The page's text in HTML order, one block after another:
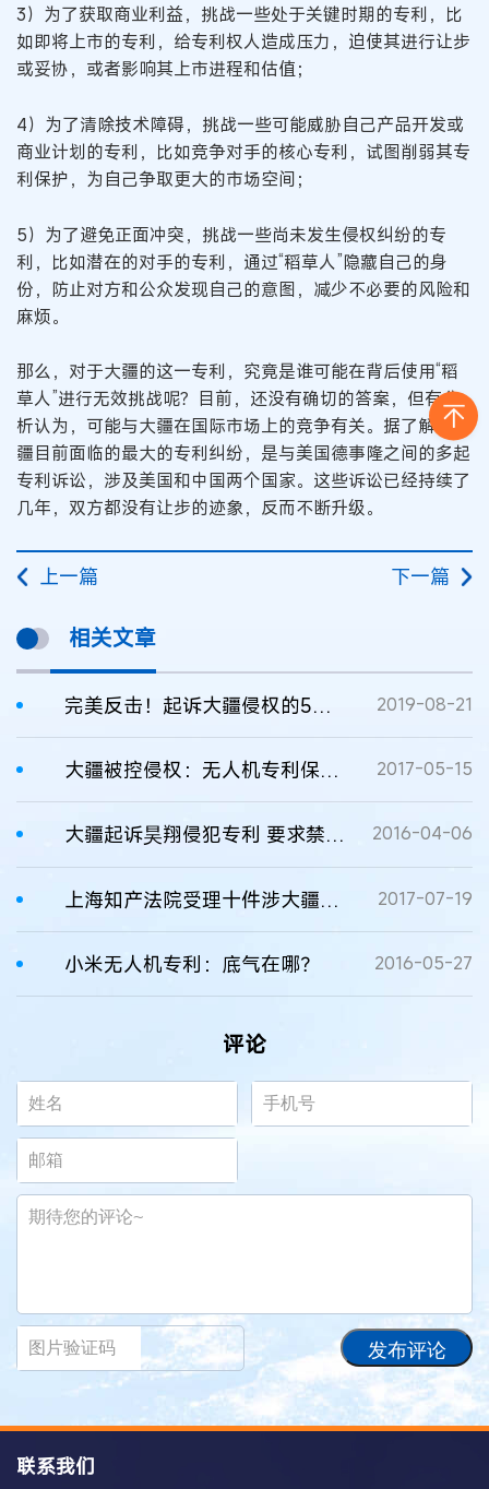
3）为了获取商业利益，挑战一些处于关键时期的专利，比
如即将上市的专利，给专利权人造成压力，迫使其进行让步
或妥协，或者影响其上市进程和估值；
4）为了清除技术障碍，挑战一些可能威胁自己产品开发或
商业计划的专利，比如竞争对手的核心专利，试图削弱其专
利保护，为自己争取更大的市场空间；
5）为了避免正面冲突，挑战一些尚未发生侵权纠纷的专
利，比如潜在的对手的专利，通过“稻草人”隐藏自己的身
份，防止对方和公众发现自己的意图，减少不必要的风险和
麻烦。
那么，对于大疆的这一专利，究竟是谁可能在背后使用“稻
草人”进行无效挑战呢？目前，还没有确切的答案，但有分
析认为，可能与大疆在国际市场上的竞争有关。据了解，大
疆目前面临的最大的专利纠纷，是与美国德事隆之间的多起
专利诉讼，涉及美国和中国两个国家。这些诉讼已经持续了
几年，双方都没有让步的迹象，反而不断升级。
上一篇 下一篇
相关文章
完美反击！起诉大疆侵权的5项无人机专利被判无效 2019-08-21
大疆被控侵权：无人机专利保护战打响 2017-05-15
大疆起诉昊翔侵犯专利 要求禁售侵权无人机 2016-04-06
上海知产法院受理十件涉大疆无人机专利纠纷案 2017-07-19
小米无人机专利：底气在哪？ 2016-05-27
评论
发布评论
联系我们